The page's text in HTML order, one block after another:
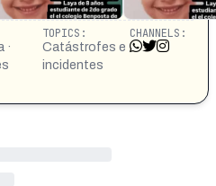
·
TOPICS:
Catástrofes e
incidentes
CHANNELS: